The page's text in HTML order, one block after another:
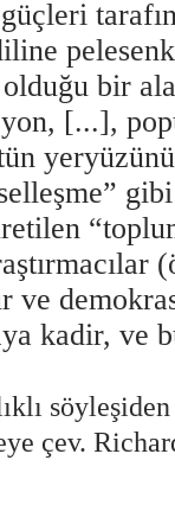
bir
[...],
kadir, ve
söyleşiden
çev.